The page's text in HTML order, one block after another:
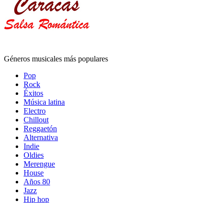
Géneros musicales más populares
Pop
Rock
Éxitos
Música latina
Electro
Chillout
Reggaetón
Alternativa
Indie
Oldies
Merengue
House
Años 80
Jazz
Hip hop